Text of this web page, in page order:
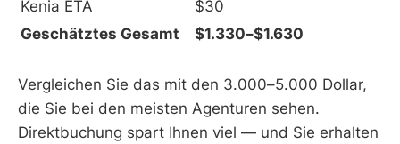
Kenia ETA
$30
Geschätztes Gesamt
$1.330–$1.630
Vergleichen Sie das mit den 3.000–5.000 Dollar,
die Sie bei den meisten Agenturen sehen.
Direktbuchung spart Ihnen viel — und Sie erhalten